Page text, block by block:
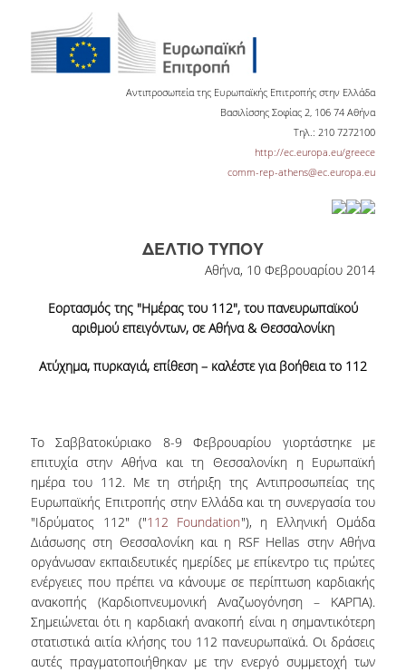
ΕΝΤΥΠΕΣ ΣΥΛΛΟΓΕΣ
ΨΗΦΙΑΚΕΣ ΠΗΓΕΣ
ΚΕΝΤΡΑ ΤΕΚΜΗΡΙΩΣΗΣ
ΥΠΗΡΕΣΙΕΣ
ΑΝΑΓΝΩΣΤΗΡΙΟ
ΔΙΑΔΑΝΕΙΣΜΟΣ
ΠΑΡΑΓΓΕΛΙΕΣ ΒΙΒΛΙΩΝ
ΦΩΤΟΤΥΠΗΣΗ –
ΕΚΤΥΠΩΣΗ
ΤΕΧΝΙΚΗ ΥΠΟΔΟΜΗ
ΕΚΠΑΙΔΕΥΤΙΚΕΣ
ΠΑΡΟΥΣΙΑΣΕΙΣ -
ΕΚΔΗΛΩΣΕΙΣ
Αντιπροσωπεία της Ευρωπαϊκής Επιτροπής στην Ελλάδα
Βασιλίσσης Σοφίας 2, 106 74 Αθήνα
Τηλ.: 210 7272100
http://ec.europa.eu/greece
comm-rep-athens@ec.europa.eu
ΔΕΛΤΙΟ ΤΥΠΟΥ
Αθήνα, 10 Φεβρουαρίου 2014
Εορτασμός της "Ημέρας του 112", του πανευρωπαϊκού
αριθμού επειγόντων, σε Αθήνα & Θεσσαλονίκη
Ατύχημα, πυρκαγιά, επίθεση – καλέστε για βοήθεια το 112
Το Σαββατοκύριακο 8-9 Φεβρουαρίου γιορτάστηκε με
επιτυχία στην Αθήνα και τη Θεσσαλονίκη η Ευρωπαϊκή
ημέρα του 112. Με τη στήριξη της Αντιπροσωπείας της
Ευρωπαϊκής Επιτροπής στην Ελλάδα και τη συνεργασία του
"Ιδρύματος 112" ("112 Foundation"), η Ελληνική Ομάδα
Διάσωσης στη Θεσσαλονίκη και η RSF Hellas στην Αθήνα
οργάνωσαν εκπαιδευτικές ημερίδες με επίκεντρο τις πρώτες
ενέργειες που πρέπει να κάνουμε σε περίπτωση καρδιακής
ανακοπής (Καρδιοπνευμονική Αναζωογόνηση – ΚΑΡΠΑ).
Σημειώνεται ότι η καρδιακή ανακοπή είναι η σημαντικότερη
στατιστικά αιτία κλήσης του 112 πανευρωπαϊκά. Οι δράσεις
αυτές πραγματοποιήθηκαν με την ενεργό συμμετοχή των